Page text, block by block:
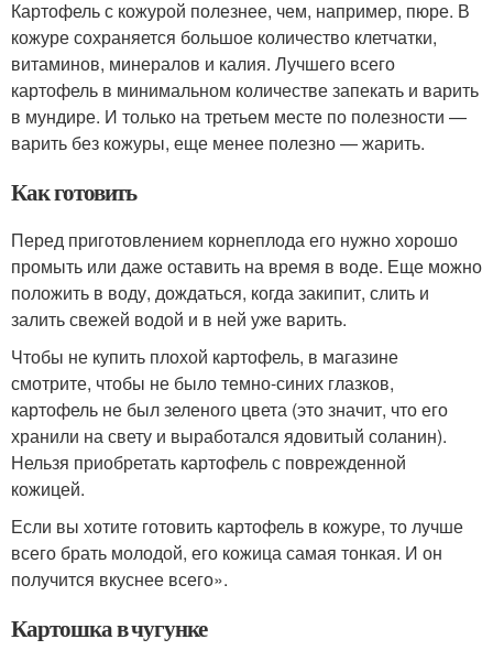
Картофель с кожурой полезнее, чем, например, пюре. В
кожуре сохраняется большое количество клетчатки,
витаминов, минералов и калия. Лучшего всего
картофель в минимальном количестве запекать и варить
в мундире. И только на третьем месте по полезности —
варить без кожуры, еще менее полезно — жарить.
Как готовить
Перед приготовлением корнеплода его нужно хорошо
промыть или даже оставить на время в воде. Еще можно
положить в воду, дождаться, когда закипит, слить и
залить свежей водой и в ней уже варить.
Чтобы не купить плохой картофель, в магазине
смотрите, чтобы не было темно-синих глазков,
картофель не был зеленого цвета (это значит, что его
хранили на свету и выработался ядовитый соланин).
Нельзя приобретать картофель с поврежденной
кожицей.
Если вы хотите готовить картофель в кожуре, то лучше
всего брать молодой, его кожица самая тонкая. И он
получится вкуснее всего».
Картошка в чугунке